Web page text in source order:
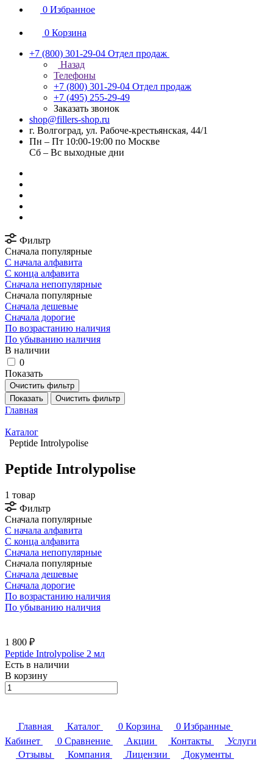
0 Избранное
0 Корзина
+7 (800) 301-29-04 Отдел продаж
Назад
Телефоны
+7 (800) 301-29-04 Отдел продаж
+7 (495) 255-29-49
Заказать звонок
shop@fillers-shop.ru
г. Волгоград, ул. Рабоче-крестьянская, 44/1
Пн – Пт 10:00-19:00 по Москве
Сб – Вс выходные дни
Фильтр
Сначала популярные
С начала алфавита
С конца алфавита
Сначала непопулярные
Сначала популярные
Сначала дешевые
Сначала дорогие
По возрастанию наличия
По убыванию наличия
В наличии
0
Показать
Очистить фильтр
Показать
Очистить фильтр
Главная
Каталог
Peptide Introlypolise
Peptide Introlypolise
1 товар
Фильтр
Сначала популярные
С начала алфавита
С конца алфавита
Сначала непопулярные
Сначала популярные
Сначала дешевые
Сначала дорогие
По возрастанию наличия
По убыванию наличия
1 800 ₽
Peptide Introlypolise 2 мл
Есть в наличии
В корзину
Главная Каталог 0 Корзина 0 Избранные
Кабинет
0 Сравнение Акции Контакты
Услуги
Отзывы
Компания Лицензии
Документы